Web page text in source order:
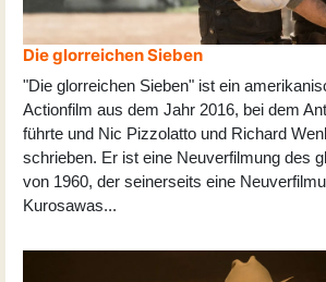
Die glorreichen Sieben
"Die glorreichen Sieben" ist ein
Actionfilm aus dem Jahr 2016, bei dem
führte und Nic Pizzolatto und Richard
schrieben. Er ist eine Neuverfilmung des
von 1960, der seinerseits eine
Kurosawas...